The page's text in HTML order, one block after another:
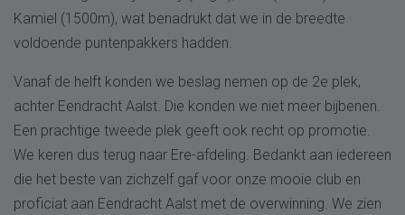
Kamiel (1500m), wat benadrukt dat we in de breedte
voldoende puntenpakkers hadden.
Vanaf de helft konden we beslag nemen op de 2e plek,
achter Eendracht Aalst. Die konden we niet meer bijbenen.
Een prachtige tweede plek geeft ook recht op promotie.
We keren dus terug naar Ere-afdeling. Bedankt aan iedereen
die het beste van zichzelf gaf voor onze mooie club en
proficiat aan Eendracht Aalst met de overwinning. We zien